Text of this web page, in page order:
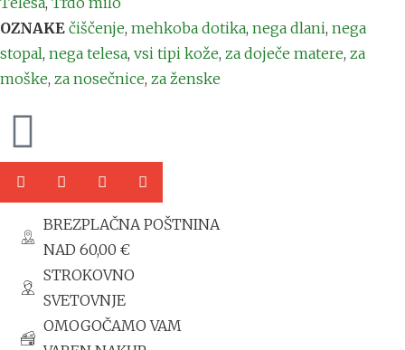
OZNAKE čiščenje, mehkoba dotika, nega dlani, nega
stopal, nega telesa, vsi tipi kože, za doječe matere, za
moške, za nosečnice, za ženske
BREZPLAČNA POŠTNINA
NAD 60,00 €
STROKOVNO
SVETOVNJE
OMOGOČAMO VAM